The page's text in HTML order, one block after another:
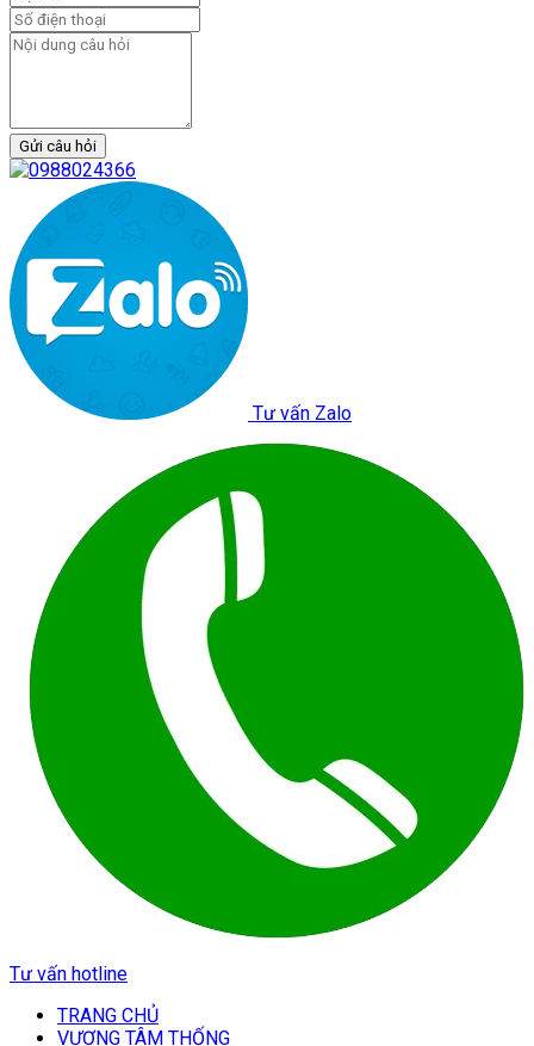
Gửi câu hỏi
Tư vấn Zalo
Tư vấn hotline
TRANG CHỦ
VƯƠNG TÂM THỐNG